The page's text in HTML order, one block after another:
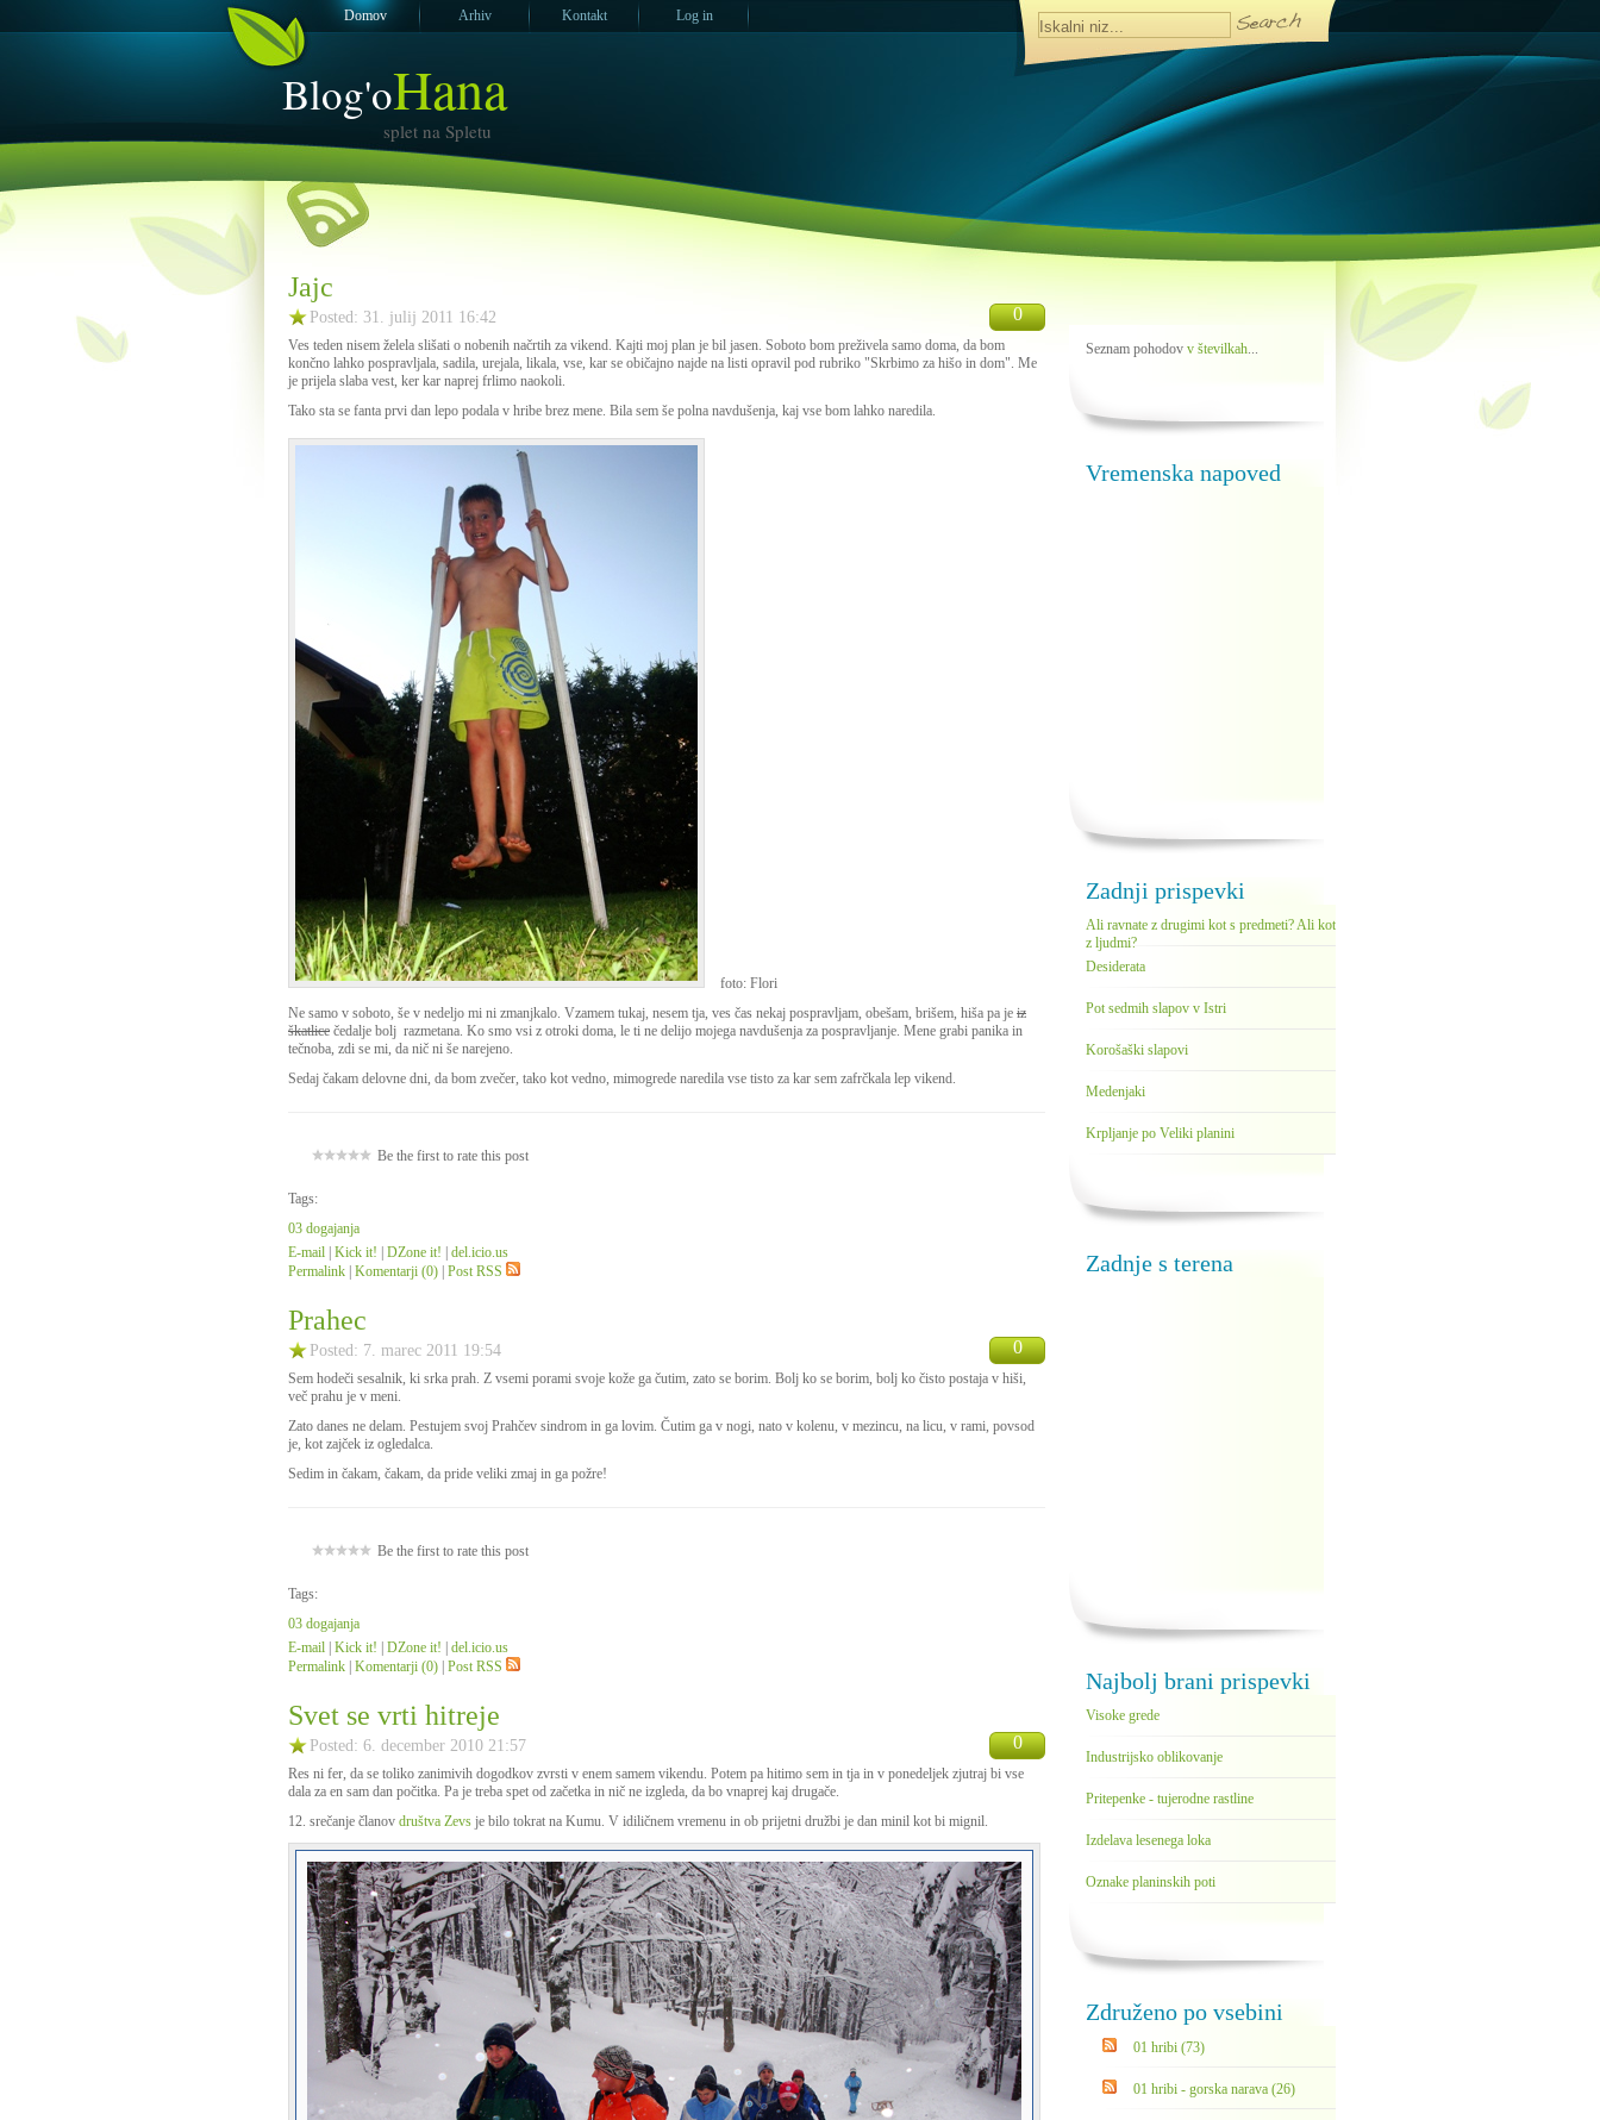
Domov Arhiv Kontakt Log in
Blog'oHana
splet na Spletu
Jajc
Posted: 31. julij 2011 16:42 0
Ves teden nisem želela slišati o nobenih načrtih za vikend. Kajti moj plan je bil jasen. Soboto bom preživela samo doma, da bom
končno lahko pospravljala, sadila, urejala, likala, vse, kar se običajno najde na listi opravil pod rubriko "Skrbimo za hišo in dom". Me
je prijela slaba vest, ker kar naprej frlimo naokoli.
Tako sta se fanta prvi dan lepo podala v hribe brez mene. Bila sem še polna navdušenja, kaj vse bom lahko naredila.
foto: Flori
Ne samo v soboto, še v nedeljo mi ni zmanjkalo. Vzamem tukaj, nesem tja, ves čas nekaj pospravljam, obešam, brišem, hiša pa je iz
škatlice čedalje bolj razmetana. Ko smo vsi z otroki doma, le ti ne delijo mojega navdušenja za pospravljanje. Mene grabi panika in
tečnoba, zdi se mi, da nič ni še narejeno.
Sedaj čakam delovne dni, da bom zvečer, tako kot vedno, mimogrede naredila vse tisto za kar sem zafrčkala lep vikend.
Be the first to rate this post
Tags:
03 dogajanja
E-mail Kick it! DZone it!
del.icio.us
Permalink Komentarji (0) Post RSS
Prahec
Posted: 7. marec 2011 19:54 0
Sem hodeči sesalnik, ki srka prah. Z vsemi porami svoje kože ga čutim, zato se borim. Bolj ko se borim, bolj ko čisto postaja v hiši,
več prahu je v meni.
Zato danes ne delam. Pestujem svoj Prahčev sindrom in ga lovim. Čutim ga v nogi, nato v kolenu, v mezincu, na licu, v rami, povsod
je, kot zajček iz ogledalca.
Sedim in čakam, čakam, da pride veliki zmaj in ga požre!
Be the first to rate this post
Tags:
03 dogajanja
E-mail Kick it! DZone it!
del.icio.us
Permalink Komentarji (0) Post RSS
Svet se vrti hitreje
Posted: 6. december 2010 21:57 0
Res ni fer, da se toliko zanimivih dogodkov zvrsti v enem samem vikendu. Potem pa hitimo sem in tja in v ponedeljek zjutraj bi vse
dala za en sam dan počitka. Pa je treba spet od začetka in nič ne izgleda, da bo vnaprej kaj drugače.
12. srečanje članov društva Zevs je bilo tokrat na Kumu. V idiličnem vremenu in ob prijetni družbi je dan minil kot bi mignil.
Seznam pohodov v številkah...
Vremenska napoved
Zadnji prispevki
Ali ravnate z drugimi kot s predmeti? Ali kot
z ljudmi?
Desiderata
Pot sedmih slapov v Istri
Korošaški slapovi
Medenjaki
Krpljanje po Veliki planini
Zadnje s terena
Najbolj brani prispevki
Visoke grede
Industrijsko oblikovanje
Pritepenke - tujerodne rastline
Izdelava lesenega loka
Oznake planinskih poti
Združeno po vsebini
01 hribi (73)
01 hribi - gorska narava (26)